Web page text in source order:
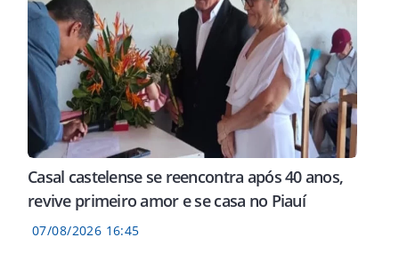
revela que
gravando
Wilson Capote reúne
lideranças de Teresina e
intensifica articulações para
a campanha eleitoral
Casal castelense se reencontra após 40 anos,
revive primeiro amor e se casa no Piauí
07/08/2026 16:45